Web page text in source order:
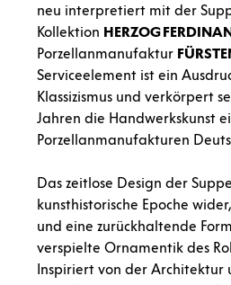
neu interpretiert mit der
Kollektion HERZOG
Porzellanmanufaktur
Serviceelement ist ein
Klassizismus und verkörpert
Jahren die Handwerkskunst
Porzellanmanufakturen
Das zeitlose Design der
kunsthistorische Epoche
und eine zurückhaltende
verspielte Ornamentik des
Inspiriert von der Architektur